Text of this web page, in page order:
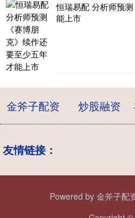
恒瑞易配 分析师预
能上市
金斧子配资 炒股融资
友情链接：
Powered by 金斧子配